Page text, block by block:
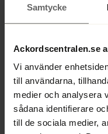
Samtycke
Ackordscentralen.se
Vi använder
till användarna,
medier och analysera
sådana identifierare
till de sociala medier,
konkursboet.
Vem ansvarar för
AC:s handläggning
AC är
personuppgifter